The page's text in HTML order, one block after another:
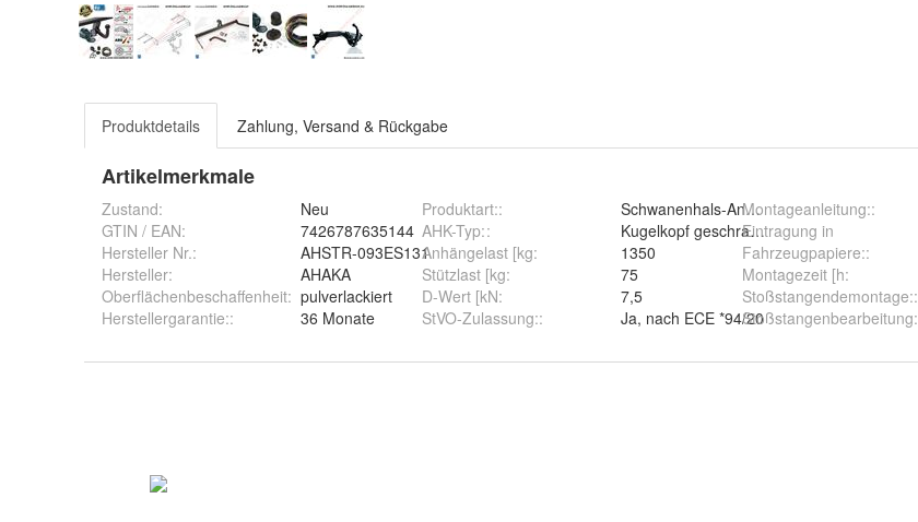
Produktdetails Zahlung, Versand & Rückgabe
Artikelmerkmale
Zustand:
Neu
GTIN / EAN:
7426787635144
Hersteller Nr.:
AHSTR-093ES131
Hersteller:
AHAKA
Oberflächenbeschaffenheit: pulverlackiert
Herstellergarantie:: 36 Monate
Produktart::
Schwanenhals-Anhängerkupplun
AHK-Typ::
Kugelkopf geschraubt (starr)
Anhängelast [kg:
1350
Stützlast [kg:
75
D-Wert [kN:
7,5
StVO-Zulassung:: Ja, nach ECE *94/20
Montageanleitung::
Eintragung in
Fahrzeugpapiere::
Montagezeit [h:
Stoßstangendemontage::
Stoßstangenbearbeitung: